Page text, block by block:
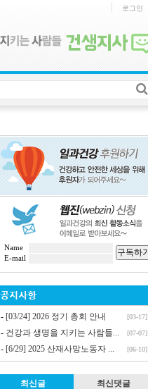
로그인
Name 구독하기
E-mail
- [03/24] 2026 정기 총회 안내 [03-17]
- 건강과 생명을 지키는 사람들... [07-07]
- [6/29] 2025 산재사망노동자 ... [06-10]
최신글 최신댓글